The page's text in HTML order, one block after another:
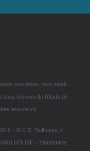
ouvrables, hors week-
réserve de l’étude de
assureurs.
€ – R.C.S. Mulhouse n°
– Mandataire